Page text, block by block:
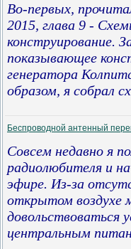
Во-первых,
2015, глава 9 -
конструирование.
показывающее
генератора
образом, я собрал
Беспроводной антенный
Совсем недавно я
радиолюбителя и
эфире. Из-за
открытом воздухе
довольствоваться
центральным